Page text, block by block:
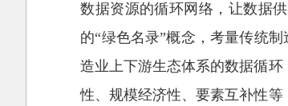
数据资源的循环网络，让数据
的“绿色名录”概念，考量传统
造业上下游生态体系的数据循
性、规模经济性、要素互补性